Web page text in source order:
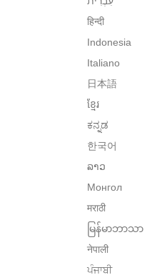
हिन्दी
Indonesia
Italiano
日本語
ខ្មែរ
ಕನ್ನಡ
한국어
ລາວ
Монгол
मराठी
မြန်မာဘာသာ
नेपाली
ਪੰਜਾਬੀ